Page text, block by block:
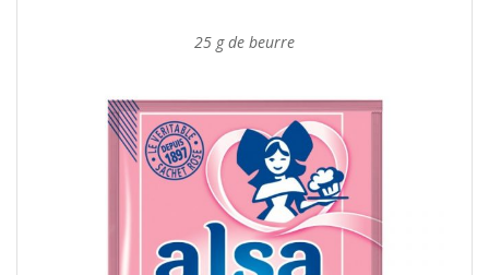
25 g de beurre